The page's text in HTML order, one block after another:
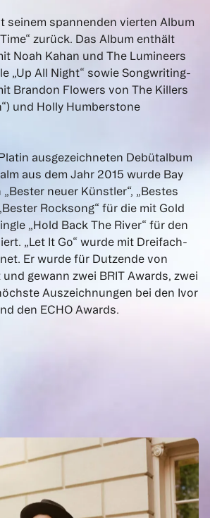
seinem spannenden vierten Album
Time“ zurück. Das Album enthält
Noah Kahan und The Lumineers
„Up All Night“ sowie Songwriting-
Brandon Flowers von The Killers
und Holly Humberstone
ausgezeichneten Debütalbum
aus dem Jahr 2015 wurde Bay
neuer Künstler“, „Bestes
Rocksong“ für die mit Gold
„Hold Back The River“ für den
„Let It Go“ wurde mit Dreifach-
Er wurde für Dutzende von
gewann zwei BRIT Awards, zwei
Auszeichnungen bei den Ivor
den ECHO Awards.